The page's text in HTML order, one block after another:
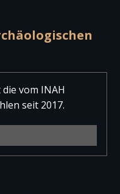
vom INAH
seit 2017.
Besucher